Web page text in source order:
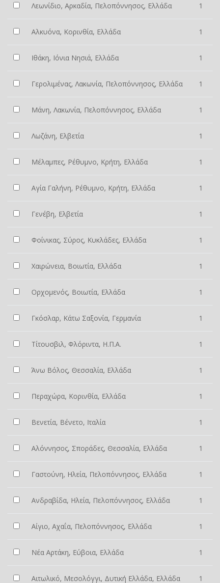
Λεωνίδιο, Αρκαδία, Πελοπόννησος, Ελλάδα 1
Αλκυόνα, Κορινθία, Ελλάδα 1
Ιθάκη, Ιόνια Νησιά, Ελλάδα 1
Γερολιμένας, Λακωνία, Πελοπόννησος, Ελλάδα 1
Μάνη, Λακωνία, Πελοπόννησος, Ελλάδα 1
Λωζάνη, Ελβετία 1
Μέλαμπες, Ρέθυμνο, Κρήτη, Ελλάδα 1
Αγία Γαλήνη, Ρέθυμνο, Κρήτη, Ελλάδα 1
Γενέβη, Ελβετία 1
Φοίνικας, Σύρος, Κυκλάδες, Ελλάδα 1
Χαιρώνεια, Βοιωτία, Ελλάδα 1
Ορχομενός, Βοιωτία, Ελλάδα 1
Γκόσλαρ, Κάτω Σαξονία, Γερμανία 1
Τίτουσβιλ, Φλόριντα, Η.Π.Α. 1
Άνω Βόλος, Θεσσαλία, Ελλάδα 1
Περαχώρα, Κορινθία, Ελλάδα 1
Βενετία, Βένετο, Ιταλία 1
Αλόννησος, Σποράδες, Θεσσαλία, Ελλάδα 1
Γαστούνη, Ηλεία, Πελοπόννησος, Ελλάδα 1
Ανδραβίδα, Ηλεία, Πελοπόννησος, Ελλάδα 1
Αίγιο, Αχαΐα, Πελοπόννησος, Ελλάδα 1
Νέα Αρτάκη, Εύβοια, Ελλάδα 1
Αιτωλικό, Μεσολόγγι, Δυτική Ελλάδα, Ελλάδα 1